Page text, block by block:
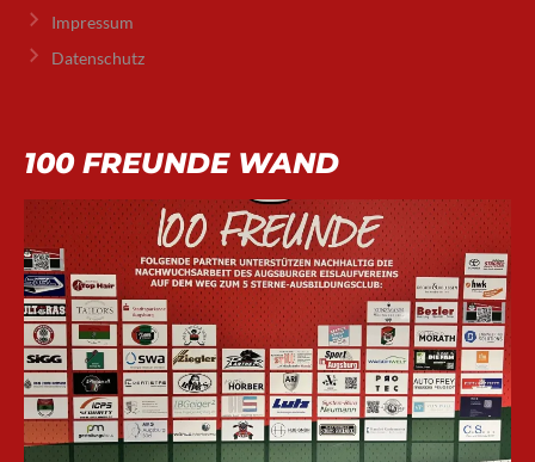
Impressum
Datenschutz
100 FREUNDE WAND